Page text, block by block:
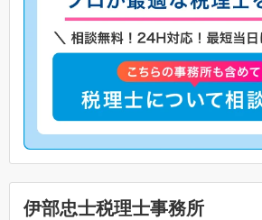
伊部忠士税理士事務所